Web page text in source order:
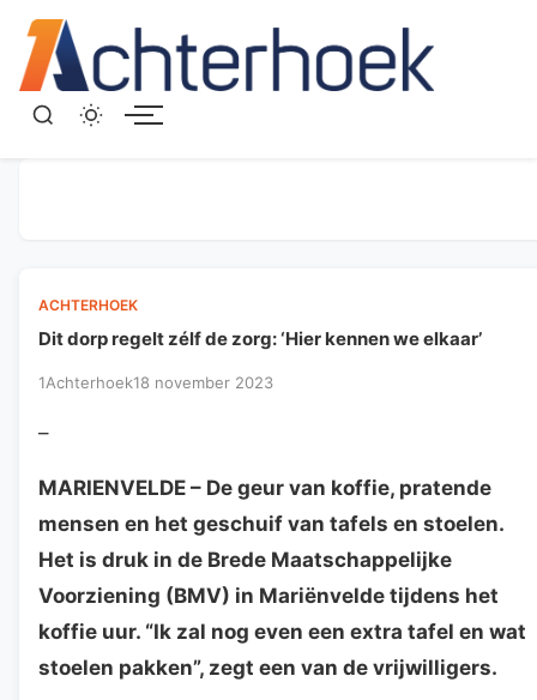
ACHTERHOEK
Dit dorp regelt zélf de zorg: ‘Hier kennen we elkaar’
1Achterhoek18 november 2023
–
MARIENVELDE – De geur van koffie, pratende
mensen en het geschuif van tafels en stoelen.
Het is druk in de Brede Maatschappelijke
Voorziening (BMV) in Mariënvelde tijdens het
koffie uur. “Ik zal nog even een extra tafel en wat
stoelen pakken”, zegt een van de vrijwilligers.